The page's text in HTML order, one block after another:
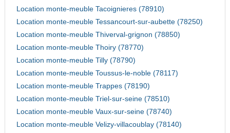
Location monte-meuble Tacoignieres (78910)
Location monte-meuble Tessancourt-sur-aubette (78250)
Location monte-meuble Thiverval-grignon (78850)
Location monte-meuble Thoiry (78770)
Location monte-meuble Tilly (78790)
Location monte-meuble Toussus-le-noble (78117)
Location monte-meuble Trappes (78190)
Location monte-meuble Triel-sur-seine (78510)
Location monte-meuble Vaux-sur-seine (78740)
Location monte-meuble Velizy-villacoublay (78140)